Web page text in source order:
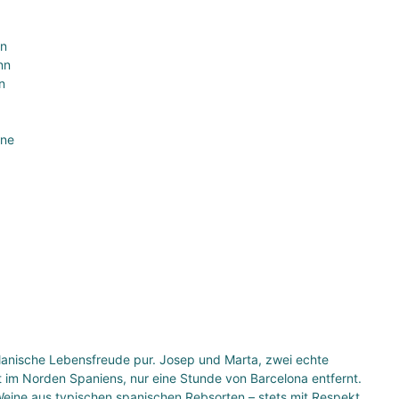
Lebensfreude pur. Josep und Marta, zwei echte
Norden Spaniens, nur eine Stunde von Barcelona entfernt.